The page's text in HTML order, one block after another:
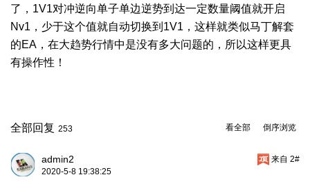
了，1V1对冲逆向单子单边逆势到达一定数量阈值就开启
Nv1，少于这个值就自动切换到1V1，这样就类似马丁解套
的EA，在大趋势行情中是没有多大问题的，所以这样更具
有操作性！
倒序浏览
看全部
全部回复 253
来自 2#
admin2
2020-5-8 19:38:25